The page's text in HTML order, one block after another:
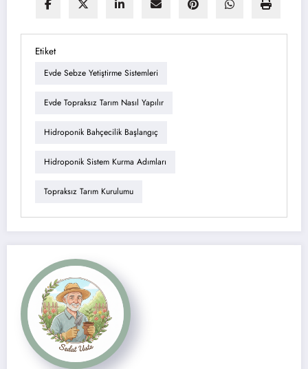
Etiket
Evde Sebze Yetiştirme Sistemleri
Evde Topraksız Tarım Nasıl Yapılır
Hidroponik Bahçecilik Başlangıç
Hidroponik Sistem Kurma Adımları
Topraksız Tarım Kurulumu